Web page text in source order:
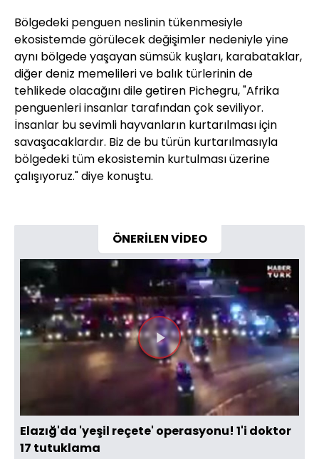
Bölgedeki penguen neslinin tükenmesiyle
ekosistemde görülecek değişimler nedeniyle yine
aynı bölgede yaşayan sümsük kuşları, karabataklar,
diğer deniz memelileri ve balık türlerinin de
tehlikede olacağını dile getiren Pichegru, "Afrika
penguenleri insanlar tarafından çok seviliyor.
İnsanlar bu sevimli hayvanların kurtarılması için
savaşacaklardır. Biz de bu türün kurtarılmasıyla
bölgedeki tüm ekosistemin kurtulması üzerine
çalışıyoruz." diye konuştu.
ÖNERİLEN VİDEO
Videoyu
Oynat
Elazığ'da 'yeşil reçete' operasyonu! 1'i doktor
17 tutuklama